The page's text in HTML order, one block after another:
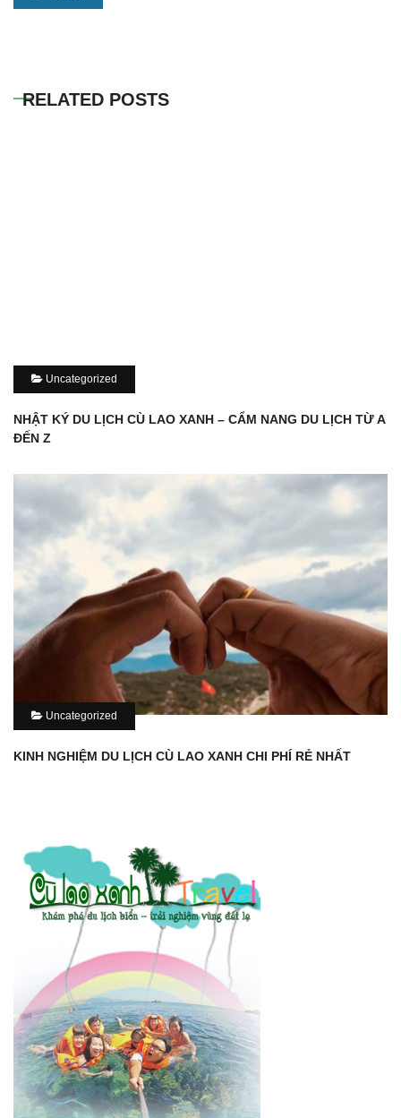
RELATED POSTS
Uncategorized
NHẬT KÝ DU LỊCH CÙ LAO XANH – CẨM NANG DU LỊCH TỪ A
ĐẾN Z
Uncategorized
KINH NGHIỆM DU LỊCH CÙ LAO XANH CHI PHÍ RẺ NHẤT